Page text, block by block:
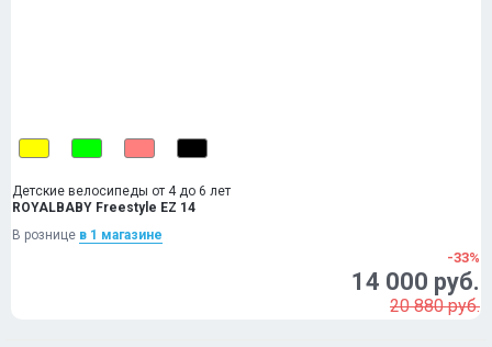
Детские велосипеды от 4 до 6 лет
ROYALBABY Freestyle EZ 14
В рознице в 1 магазинe
-33%
14 000 руб.
20 880 руб.